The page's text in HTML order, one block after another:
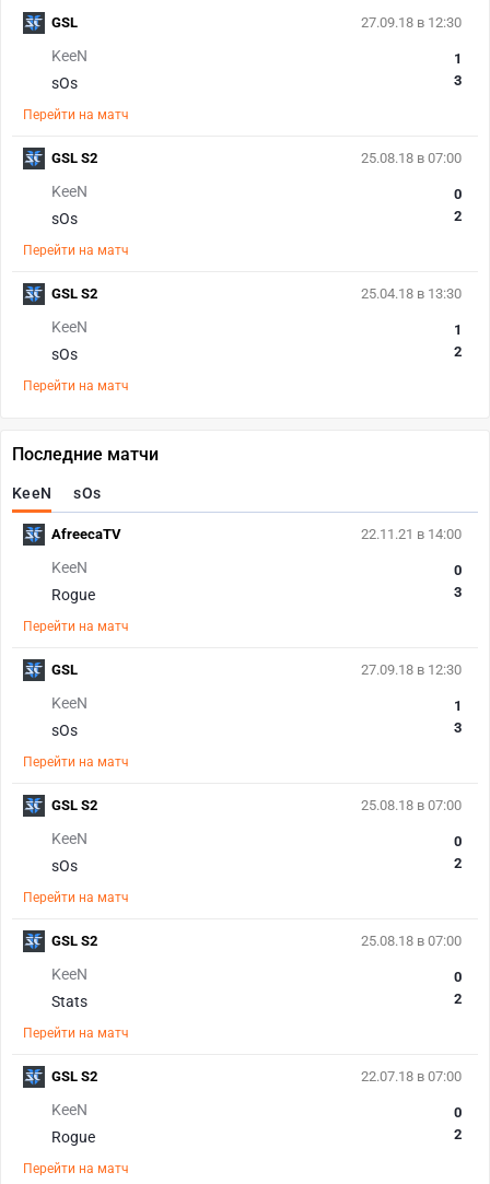
27.09.18 в 12:30
KeeN
sOs
1
3
Перейти на матч
GSL
25.08.18 в 07:00
KeeN
sOs
0
2
Перейти на матч
GSL S2
25.04.18 в 13:30
KeeN
sOs
1
2
Перейти на матч
GSL S2
Последние матчи
KeeN sOs
22.11.21 в 14:00
KeeN
Rogue
0
3
Перейти на матч
AfreecaTV
27.09.18 в 12:30
KeeN
sOs
1
3
Перейти на матч
GSL
25.08.18 в 07:00
KeeN
sOs
0
2
Перейти на матч
GSL S2
25.08.18 в 07:00
KeeN
Stats
0
2
Перейти на матч
GSL S2
22.07.18 в 07:00
KeeN
Rogue
0
2
Перейти на матч
GSL S2